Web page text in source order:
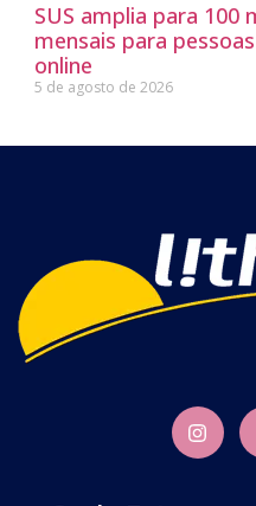
SUS amplia para
mensais para
online
5 de agosto de 2026